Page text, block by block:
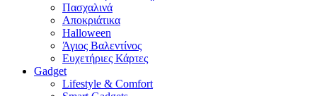
Πασχαλινά
Αποκριάτικα
Halloween
Άγιος Βαλεντίνος
Ευχετήριες Κάρτες
Gadget
Lifestyle & Comfort